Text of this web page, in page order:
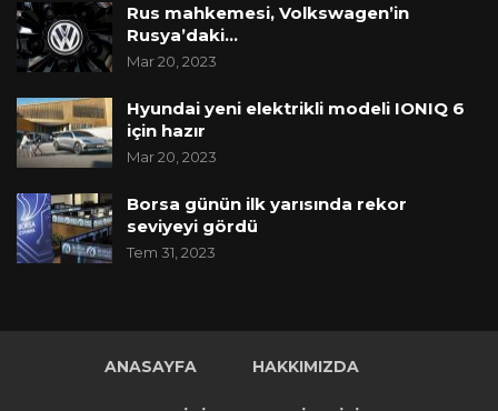
Rus mahkemesi, Volkswagen’in
Rusya’daki…
Mar 20, 2023
Hyundai yeni elektrikli modeli IONIQ 6
için hazır
Mar 20, 2023
Borsa günün ilk yarısında rekor
seviyeyi gördü
Tem 31, 2023
ANASAYFA HAKKIMIZDA